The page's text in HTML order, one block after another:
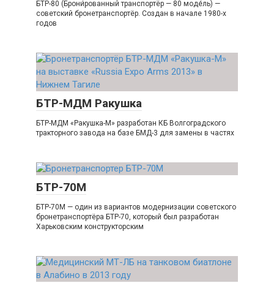
БТР-80 (Брони́рованный транспортёр — 80 моде́ль) —
советский бронетранспортёр. Создан в начале 1980-х
годов
БТР-МДМ Ракушка
БТР-МДМ «Ракушка-М» разработан КБ Волгоградского
тракторного завода на базе БМД-3 для замены в частях
БТР-70М
БТР-70М — один из вариантов модернизации советского
бронетранспортёра БТР-70, который был разработан
Xарьковским конструкторским